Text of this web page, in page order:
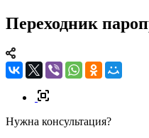
Переходник
Нужна консультация?